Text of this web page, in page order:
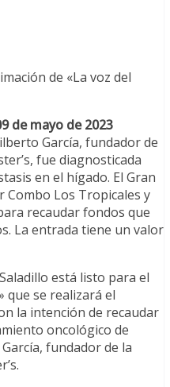
de «La voz del
de mayo de 2023
García, fundador de
fue diagnosticada
en el hígado. El Gran
Combo Los Tropicales y
recaudar fondos que
La entrada tiene un valor
está listo para el
que se realizará el
la intención de recaudar
oncológico de
fundador de la